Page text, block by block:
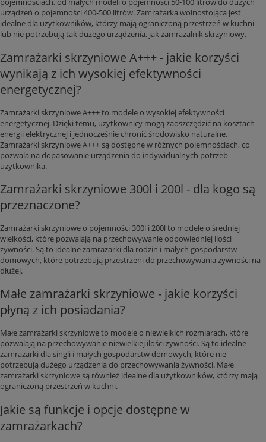
urządzeń o pojemności 400-500 litrów. Zamrażarka wolnostojąca jest
idealne dla użytkowników, którzy mają ograniczoną przestrzeń w kuchni
lub nie potrzebują tak dużego urządzenia, jak zamrażalnik skrzyniowy.
Zamrażarki skrzyniowe A+++ - jakie korzyści
wynikają z ich wysokiej efektywności
energetycznej?
Zamrażarki skrzyniowe A+++ to modele o wysokiej efektywności
energetycznej. Dzięki temu, użytkownicy mogą zaoszczędzić na kosztach
energii elektrycznej i jednocześnie chronić środowisko naturalne.
Zamrażarki skrzyniowe A+++ są dostępne w różnych pojemnościach, co
pozwala na dopasowanie urządzenia do indywidualnych potrzeb
użytkownika.
Zamrażarki skrzyniowe 300l i 200l - dla kogo są
przeznaczone?
Zamrażarki skrzyniowe o pojemności 300l i 200l to modele o średniej
wielkości, które pozwalają na przechowywanie odpowiedniej ilości
żywności. Są to idealne zamrażarki dla rodzin i małych gospodarstw
domowych, które potrzebują przestrzeni do przechowywania żywności na
dłużej.
Małe zamrażarki skrzyniowe - jakie korzyści
płyną z ich posiadania?
Małe zamrażarki skrzyniowe to modele o niewielkich rozmiarach, które
pozwalają na przechowywanie niewielkiej ilości żywności. Są to idealne
zamrażarki dla singli i małych gospodarstw domowych, które nie
potrzebują dużego urządzenia do przechowywania żywności. Małe
zamrażarki skrzyniowe są również idealne dla użytkowników, którzy mają
ograniczoną przestrzeń w kuchni.
Jakie są funkcje i opcje dostępne w
zamrażarkach?